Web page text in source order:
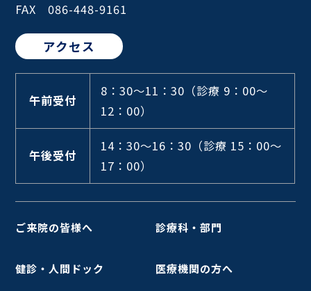
FAX 086-448-9161
アクセス
午前受付
8：30～11：30 （診療 9：00～
12：00）
午後受付
14：30～16：30 （診療 15：00～
17：00）
ご来院の皆様へ 診療科・部門
健診・人間ドック 医療機関の方へ